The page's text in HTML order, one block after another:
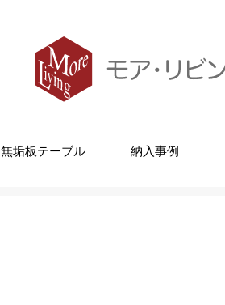
無垢板テーブル 納入事例